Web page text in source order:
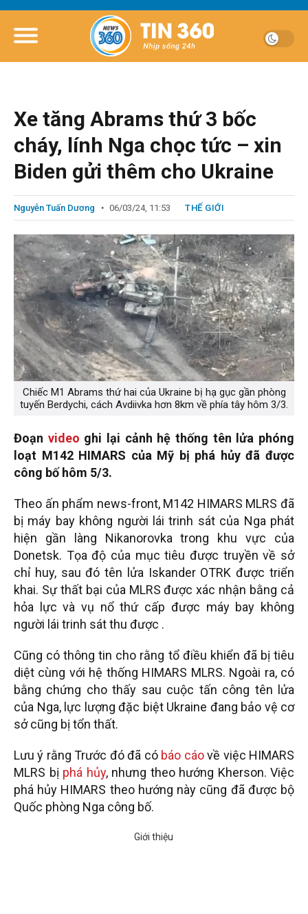
Xe tăng Abrams thứ 3 bốc
cháy, lính Nga chọc tức – xin
Biden gửi thêm cho Ukraine
Nguyễn Tuấn Dương 06/03/24, 11:53 THẾ GIỚI
Chiếc M1 Abrams thứ hai của Ukraine bị hạ gục gần phòng
tuyến Berdychi, cách Avdiivka hơn 8km về phía tây hôm 3/3.
Đoạn video ghi lại cảnh hệ thống tên lửa phóng
loạt M142 HIMARS của Mỹ bị phá hủy đã được
công bố hôm 5/3.
Theo ấn phẩm news-front, M142 HIMARS MLRS đã
bị máy bay không người lái trinh sát của Nga phát
hiện gần làng Nikanorovka trong khu vực của
Donetsk. Tọa độ của mục tiêu được truyền về sở
chỉ huy, sau đó tên lửa Iskander OTRK được triển
khai. Sự thất bại của MLRS được xác nhận bằng cả
hỏa lực và vụ nổ thứ cấp được máy bay không
người lái trinh sát thu được .
Cũng có thông tin cho rằng tổ điều khiển đã bị tiêu
diệt cùng với hệ thống HIMARS MLRS. Ngoài ra, có
bằng chứng cho thấy sau cuộc tấn công tên lửa
của Nga, lực lượng đặc biệt Ukraine đang bảo vệ cơ
sở cũng bị tổn thất.
Lưu ý rằng Trước đó đã có báo cáovề việc HIMARS
MLRS bị phá hủy, nhưng theo hướng Kherson. Việc
phá hủy HIMARS theo hướng này cũng đã được bộ
Quốc phòng Nga công bố.